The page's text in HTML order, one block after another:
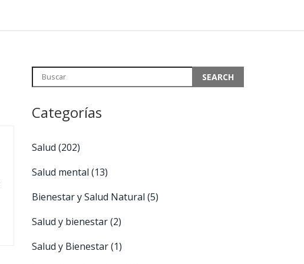
Categorías
Salud (202)
Salud mental (13)
Bienestar y Salud Natural (5)
Salud y bienestar(2)
Salud y Bienestar(1)